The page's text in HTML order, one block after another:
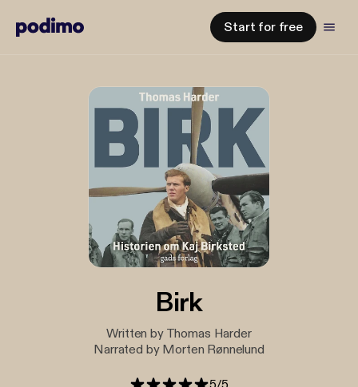
Start for free
Birk
Written by Thomas Harder
Narrated by Morten Rønnelund